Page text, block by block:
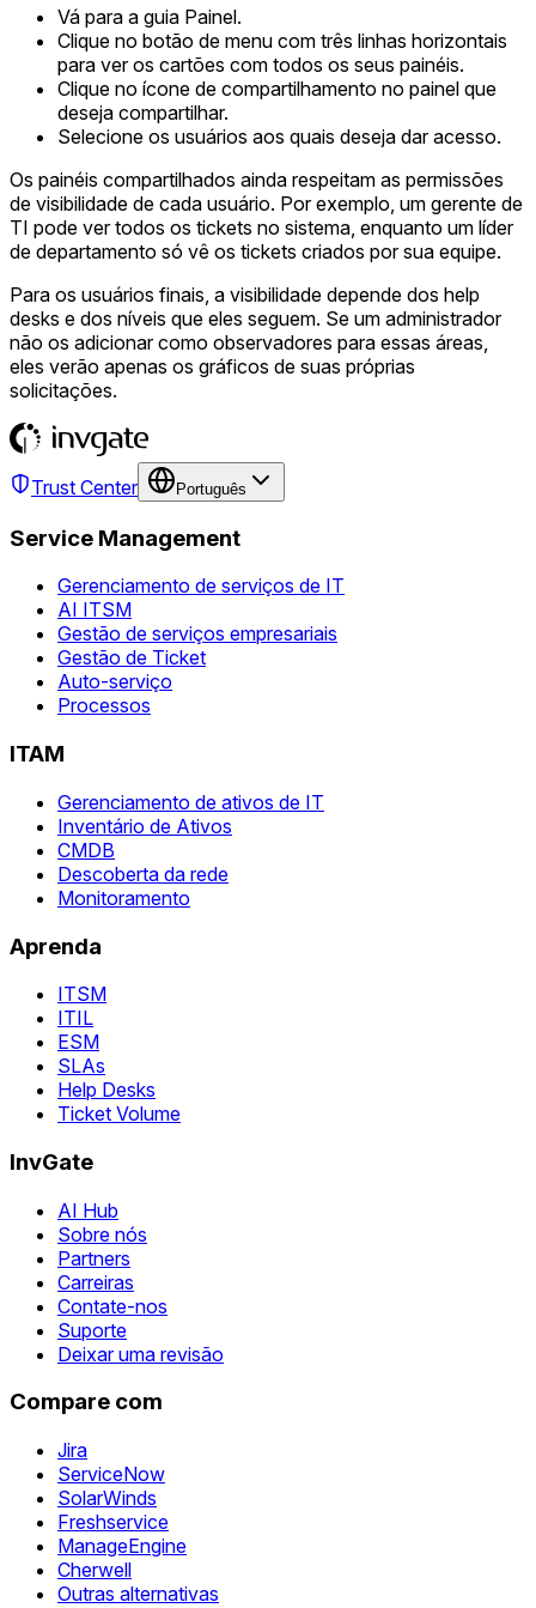
Vá para a guia Painel.
Clique no botão de menu com três linhas horizontais
para ver os cartões com todos os seus painéis.
Clique no ícone de compartilhamento no painel que
deseja compartilhar.
Selecione os usuários aos quais deseja dar acesso.
Os painéis compartilhados ainda respeitam as permissões
de visibilidade de cada usuário. Por exemplo, um gerente de
TI pode ver todos os tickets no sistema, enquanto um líder
de departamento só vê os tickets criados por sua equipe.
Para os usuários finais, a visibilidade depende dos help
desks e dos níveis que eles seguem. Se um administrador
não os adicionar como observadores para essas áreas,
eles verão apenas os gráficos de suas próprias
solicitações.
Trust Center Português
Service Management
Gerenciamento de serviços de IT
AI ITSM
Gestão de serviços empresariais
Gestão de Ticket
Auto-serviço
Processos
ITAM
Gerenciamento de ativos de IT
Inventário de Ativos
CMDB
Descoberta da rede
Monitoramento
Aprenda
ITSM
ITIL
ESM
SLAs
Help Desks
Ticket Volume
InvGate
AI Hub
Sobre nós
Partners
Carreiras
Contate-nos
Suporte
Deixar uma revisão
Compare com
Jira
ServiceNow
SolarWinds
Freshservice
ManageEngine
Cherwell
Outras alternativas